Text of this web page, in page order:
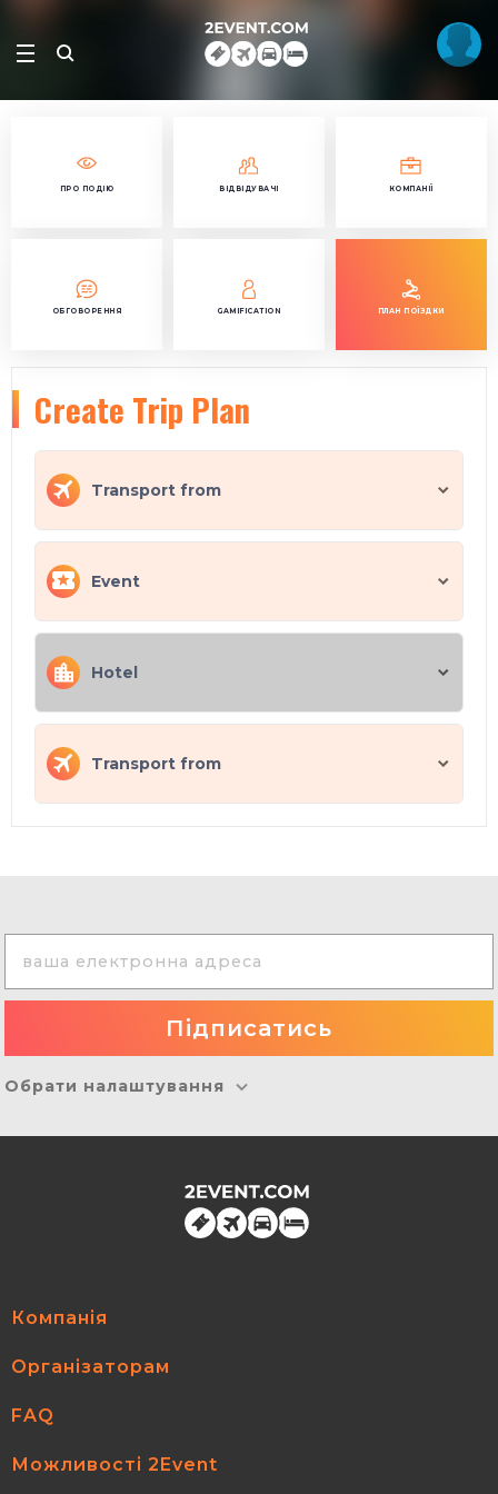
ПРО ПОДІЮ ВІДВІДУВАЧІ КОМПАНІЇ
ОБГОВОРЕННЯ GAMIFICATION ПЛАН ПОЇЗДКИ
Create Trip Plan
Transport from
Event
Hotel
Transport from
Обрати налаштування
Компанія
Організаторам
FAQ
Можливості 2Event